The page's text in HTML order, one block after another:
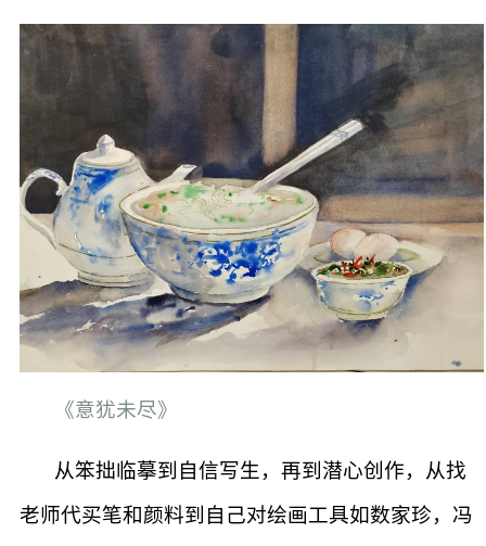
《意犹未尽》
从笨拙临摹到自信写生，再到潜心创作，从找
老师代买笔和颜料到自己对绘画工具如数家珍，冯